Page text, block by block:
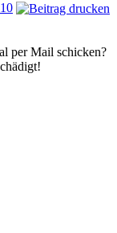
per Mail schicken?